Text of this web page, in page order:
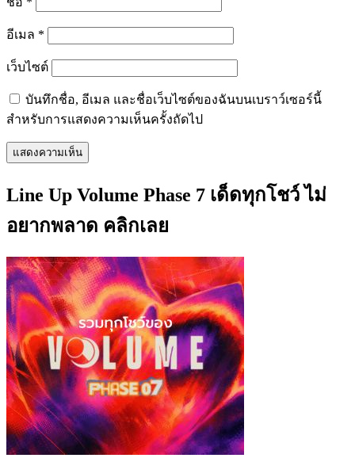
อีเมล *
เว็บไซต์
บันทึกชื่อ, อีเมล และชื่อเว็บไซต์ของฉันบนเบราว์เซอร์นี้
สำหรับการแสดงความเห็นครั้งถัดไป
Line Up Volume Phase 7 เด็ดทุกโชว์ ไม่
อยากพลาด คลิกเลย